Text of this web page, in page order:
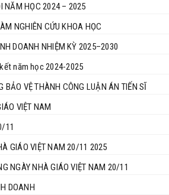
NĂM HỌC 2024 – 2025
NGHIÊN CỨU KHOA HỌC
DOANH NHIỆM KỲ 2025–2030
năm học 2024-2025
BẢO VỆ THÀNH CÔNG LUẬN ÁN TIẾN SĨ
VIỆT NAM
11
GIÁO VIỆT NAM 20/11 2025
NGÀY NHÀ GIÁO VIỆT NAM 20/11
DOANH